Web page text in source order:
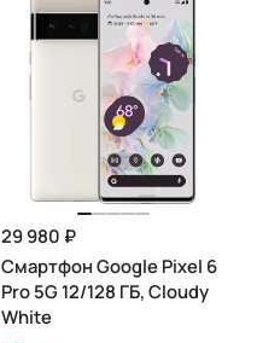
29 980 ₽
Смартфон Google Pixel 6
Pro 5G 12/128 ГБ, Cloudy
White